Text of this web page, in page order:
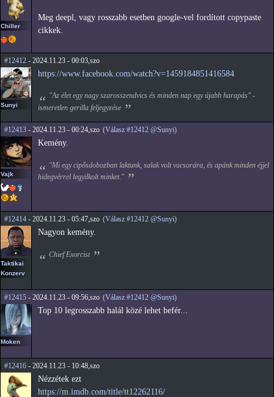
Chiller
Meg deepl, vagy rosszabb esetben google-vel fordított copypaste
cikkek.
#12412 - 2024.11.23 - 00:03,szo
Sunyi
https://www.facebook.com/watch?v=1459184851416584
"Az élet egy nagy szarosszendvics és minden nap egy újabb harapás" -
ismeretlen gerilla feljegyzése
#12413 - 2024.11.23 - 00:24,szo (Válasz #12412 @Sunyi)
Vajk
Kemény.
"Mi egy cipősdobozban laktunk, salak volt vacsorára, és apánk minden éjjel
hidegvérrel legyilkolt minket."
#12414 - 2024.11.23 - 05:47,szo (Válasz #12412 @Sunyi)
Taktikai
Konzerv
Nagyon kemény.
Chief Exorcist
#12415 - 2024.11.23 - 09:56,szo (Válasz #12412 @Sunyi)
Moken
Top 10 legrosszabb halál közé lehet befér...
#12416 - 2024.11.23 - 10:48,szo
Nézzétek ezt
https://m.imdb.com/title/tt12262116/